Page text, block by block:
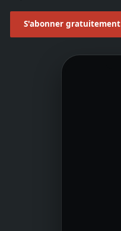
S'abonner gratuitement